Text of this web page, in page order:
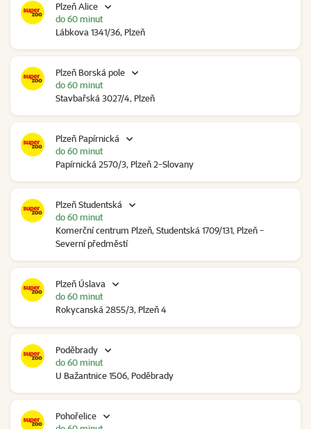
Plzeň Alice
Lábkova 1341/36, Plzeň
do 60 minut
Plzeň Borská pole
Stavbařská 3027/4, Plzeň
do 60 minut
Plzeň Papírnická
Papírnická 2570/3, Plzeň 2-Slovany
do 60 minut
Plzeň Studentská
Komerční centrum Plzeň, Studentská 1709/131, Plzeň -
Severní předměstí
do 60 minut
Plzeň Úslava
Rokycanská 2855/3, Plzeň 4
do 60 minut
Poděbrady
U Bažantnice 1506, Poděbrady
do 60 minut
Pohořelice